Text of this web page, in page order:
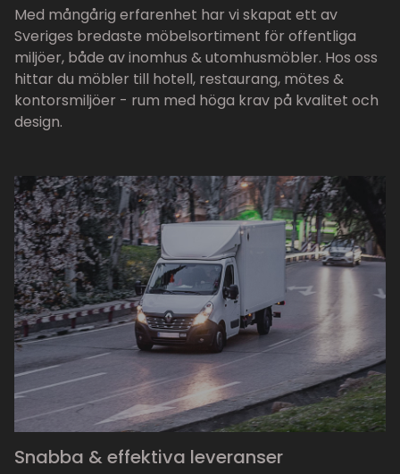
Med mångårig erfarenhet har vi skapat ett av
Sveriges bredaste möbelsortiment för offentliga
miljöer, både av inomhus & utomhusmöbler. Hos oss
hittar du möbler till hotell, restaurang, mötes &
kontorsmiljöer - rum med höga krav på kvalitet och
design.
Snabba & effektiva leveranser